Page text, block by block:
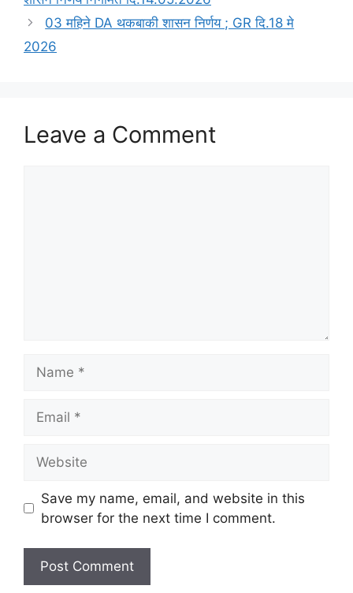
03 महिने DA थकबाकी शासन निर्णय ; GR दि.18 मे
2026
Leave a Comment
Save my name, email, and website in this
browser for the next time I comment.